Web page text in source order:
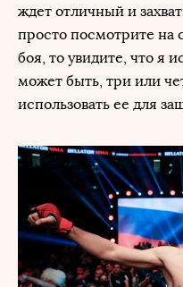
ждет отличный и
просто посмотрите на
боя, то увидите, что я
может быть, три или
использовать ее для